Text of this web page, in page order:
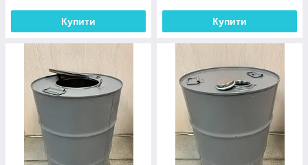
Купити Купити